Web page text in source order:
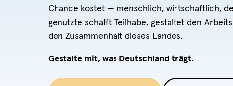
Chance kostet — menschlich, wirtschaftlich,
genutzte schafft Teilhabe, gestaltet den
den Zusammenhalt dieses Landes.
Gestalte mit, was Deutschland trägt.